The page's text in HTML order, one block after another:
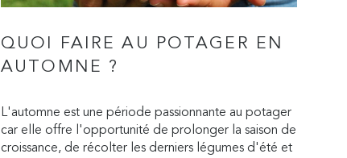
QUOI FAIRE AU POTAGER EN
AUTOMNE ?
L'automne est une période passionnante au potager
car elle offre l'opportunité de prolonger la saison de
croissance, de récolter les derniers légumes d'été et